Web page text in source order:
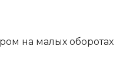
на малых оборотах